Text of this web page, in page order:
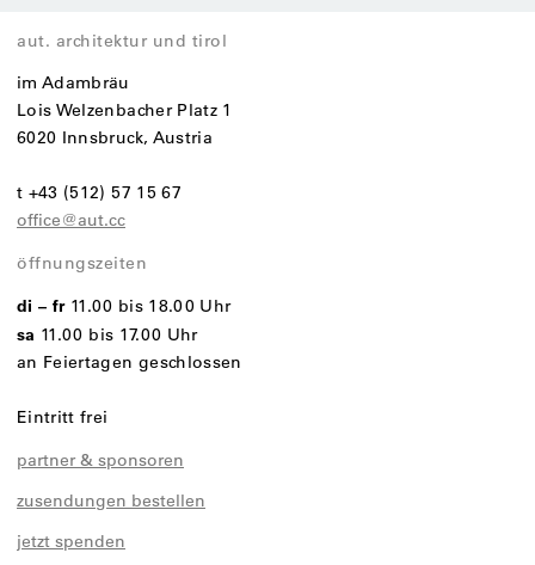
aut. architektur und tirol
im Adambräu
Lois Welzenbacher Platz 1
6020 Innsbruck, Austria
t +43 (512) 57 15 67
office@aut.cc
öffnungszeiten
di – fr 11.00 bis 18.00 Uhr
sa 11.00 bis 17.00 Uhr
an Feiertagen geschlossen
Eintritt frei
partner & sponsoren
zusendungen bestellen
jetzt spenden